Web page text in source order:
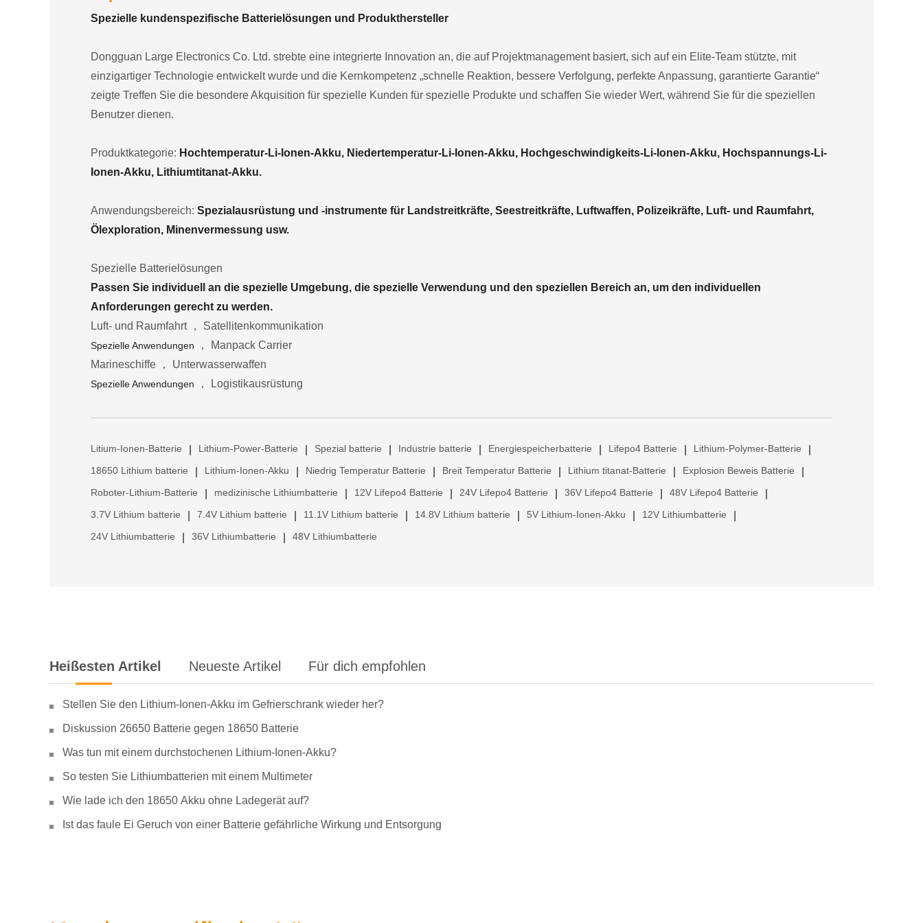
Spezielle kundenspezifische Batterielösungen und Produkthersteller
Dongguan Large Electronics Co. Ltd. strebte eine integrierte Innovation an, die auf Projektmanagement basiert, sich auf ein Elite-Team stützte, mit
einzigartiger Technologie entwickelt wurde und die Kernkompetenz „schnelle Reaktion, bessere Verfolgung, perfekte Anpassung, garantierte Garantie“
zeigte Treffen Sie die besondere Akquisition für spezielle Kunden für spezielle Produkte und schaffen Sie wieder Wert, während Sie für die speziellen
Benutzer dienen.
Produktkategorie: Hochtemperatur-Li-Ionen-Akku, Niedertemperatur-Li-Ionen-Akku, Hochgeschwindigkeits-Li-Ionen-Akku, Hochspannungs-Li-
Ionen-Akku, Lithiumtitanat-Akku.
Anwendungsbereich: Spezialausrüstung und -instrumente für Landstreitkräfte, Seestreitkräfte, Luftwaffen, Polizeikräfte, Luft- und Raumfahrt,
Ölexploration, Minenvermessung usw.
Spezielle Batterielösungen
Passen Sie individuell an die spezielle Umgebung, die spezielle Verwendung und den speziellen Bereich an, um den individuellen
Anforderungen gerecht zu werden.
Luft- und Raumfahrt ， Satellitenkommunikation
Spezielle Anwendungen ， Manpack Carrier
Marineschiffe ， Unterwasserwaffen
Spezielle Anwendungen ， Logistikausrüstung
Litium-Ionen-Batterie Lithium-Power-Batterie Spezial batterie Industrie batterie Energiespeicherbatterie Lifepo4 Batterie Lithium-Polymer-Batterie
18650 Lithium batterie Lithium-Ionen-Akku Niedrig Temperatur Batterie Breit Temperatur Batterie Lithium titanat-Batterie Explosion Beweis Batterie
Roboter-Lithium-Batterie medizinische Lithiumbatterie 12V Lifepo4 Batterie 24V Lifepo4 Batterie 36V Lifepo4 Batterie 48V Lifepo4 Batterie
3.7V Lithium batterie 7.4V Lithium batterie 11.1V Lithium batterie 14.8V Lithium batterie 5V Lithium-Ionen-Akku 12V Lithiumbatterie
24V Lithiumbatterie 36V Lithiumbatterie 48V Lithiumbatterie
Heißesten Artikel Neueste Artikel Für dich empfohlen
Stellen Sie den Lithium-Ionen-Akku im Gefrierschrank wieder her?
Diskussion 26650 Batterie gegen 18650 Batterie
Was tun mit einem durchstochenen Lithium-Ionen-Akku?
So testen Sie Lithiumbatterien mit einem Multimeter
Wie lade ich den 18650 Akku ohne Ladegerät auf?
Ist das faule Ei Geruch von einer Batterie gefährliche Wirkung und Entsorgung